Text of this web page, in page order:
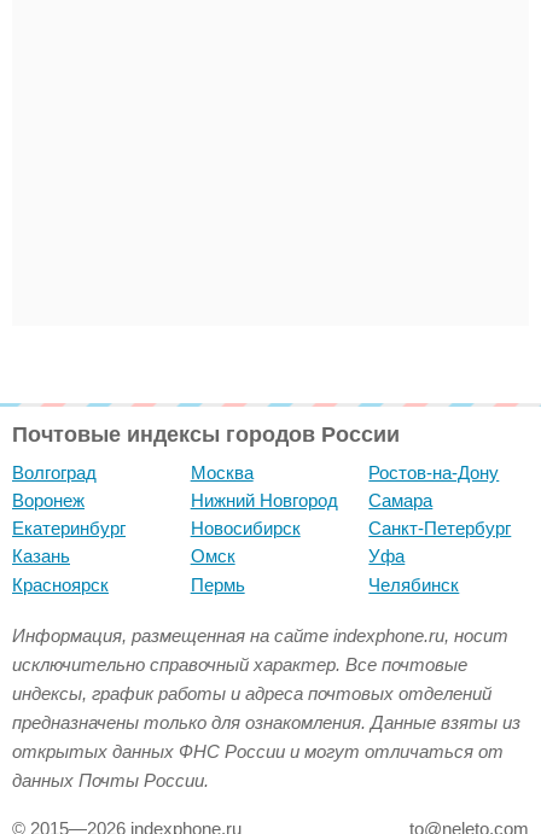
Почтовые индексы городов России
Волгоград
Воронеж
Екатеринбург
Казань
Красноярск
Москва
Нижний Новгород
Новосибирск
Омск
Пермь
Ростов-на-Дону
Самара
Санкт-Петербург
Уфа
Челябинск
Информация, размещенная на сайте indexphone.ru, носит
исключительно справочный характер. Все почтовые
индексы, график работы и адреса почтовых отделений
предназначены только для ознакомления. Данные взяты из
открытых данных ФНС России и могут отличаться от
данных Почты России.
© 2015—2026 indexphone.ru to@neleto.com